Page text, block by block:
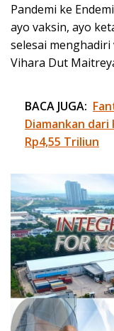
Pandemi ke
ayo vaksin, ayo
selesai menghadiri
Vihara Dut
BACA JUGA:
Diamankan dari
Rp4,55 Triliun